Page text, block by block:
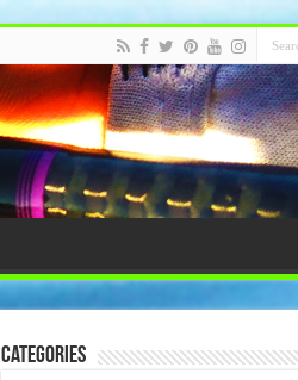
Categories